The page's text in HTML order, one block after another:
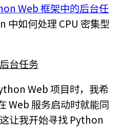
Web 框架中的后台任
中如何处理 CPU 密集型
台任务
Web 项目时，我希
Web 服务启动时就能同
让我开始寻找 Python